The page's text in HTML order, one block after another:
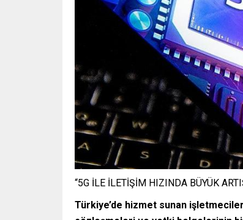
“5G İLE İLETİŞİM HIZINDA BÜYÜK
Türkiye’de hizmet sunan